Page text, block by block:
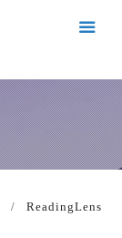
ReadingLens